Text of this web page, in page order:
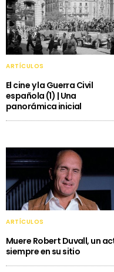
ARTÍCULOS
El cine y la Guerra Civil
española (1) | Una
panorámica inicial
ARTÍCULOS
Muere Robert Duvall, un
siempre en su sitio